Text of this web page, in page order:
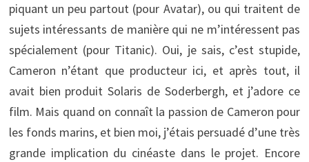
piquant un peu partout (pour Avatar), ou qui traitent de
sujets intéressants de manière qui ne m’intéressent pas
spécialement (pour Titanic). Oui, je sais, c’est stupide,
Cameron n’étant que producteur ici, et après tout, il
avait bien produit Solaris de Soderbergh, et j’adore ce
film. Mais quand on connaît la passion de Cameron pour
les fonds marins, et bien moi, j’étais persuadé d’une très
grande implication du cinéaste dans le projet. Encore